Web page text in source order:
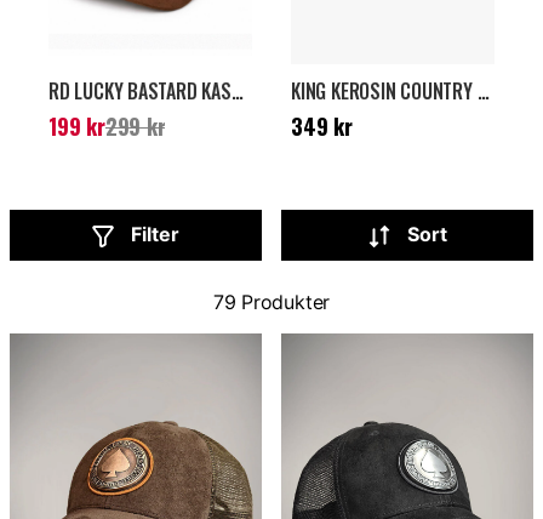
RD LUCKY BASTARD KASKET - BRUN/RØD
Nuværende pris:
199 kr299 kr
KING KEROSIN COUNTRY ROADS KASKET - GRØN/ORANGE
Pris: 349 kr
349 kr
Filter Sort
79 Produkter